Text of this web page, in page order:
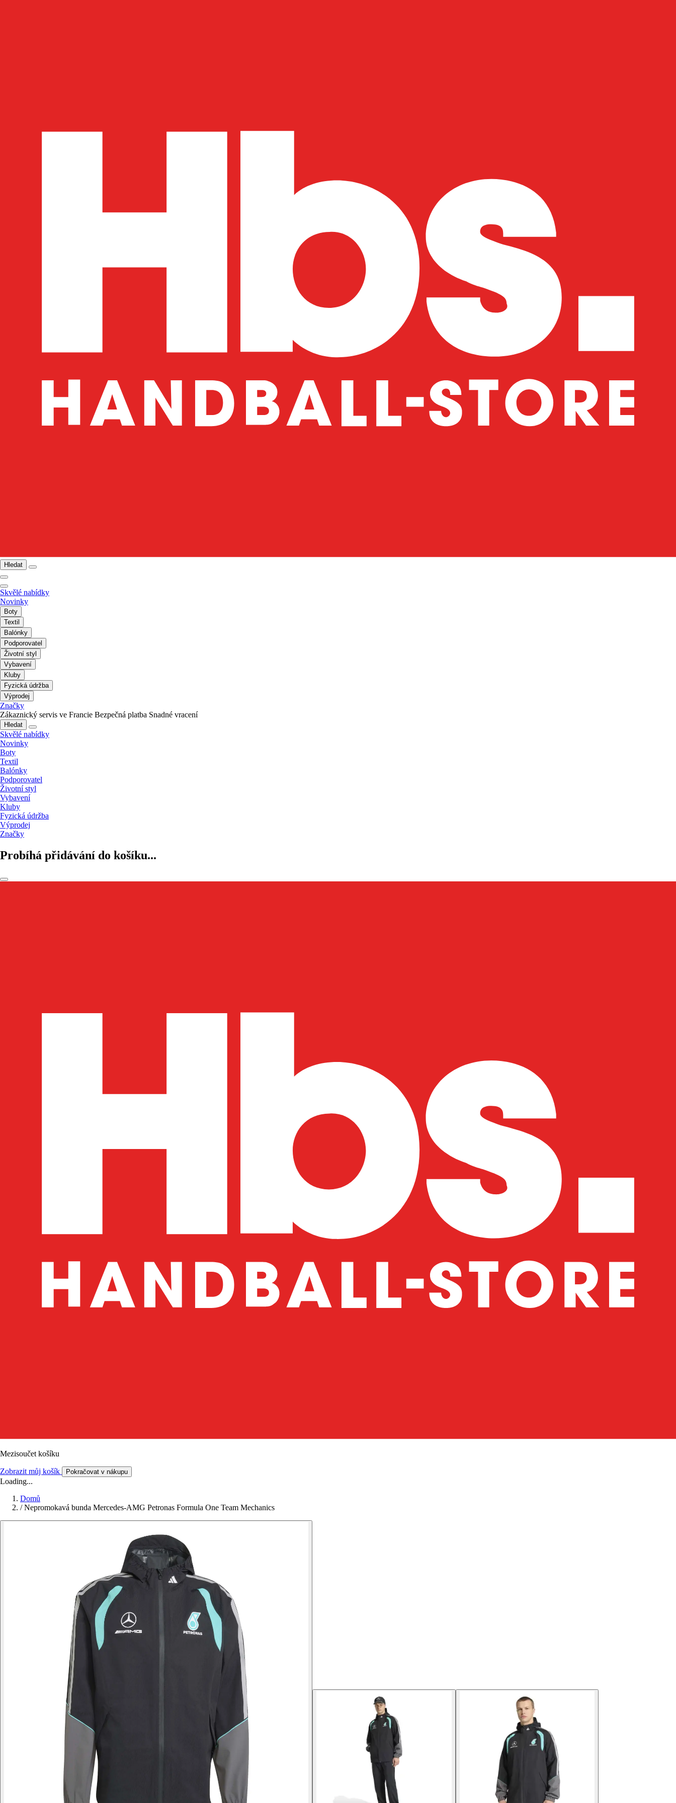
Hledat
Skvělé nabídky
Novinky
Boty
Textil
Balónky
Podporovatel
Životní styl
Vybavení
Kluby
Fyzická údržba
Výprodej
Značky
Zákaznický servis ve Francie Bezpečná platba Snadné vracení
Hledat
Skvělé nabídky
Novinky
Boty
Textil
Balónky
Podporovatel
Životní styl
Vybavení
Kluby
Fyzická údržba
Výprodej
Značky
Probíhá přidávání do košíku...
Mezisoučet košíku
Zobrazit můj košík Pokračovat v nákupu
Loading...
Domů
/ Nepromokavá bunda Mercedes-AMG Petronas Formula One Team Mechanics